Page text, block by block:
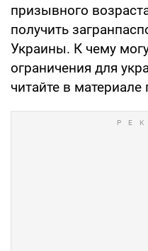
призывного
получить
Украины. К чему
ограничения для
читайте в материале